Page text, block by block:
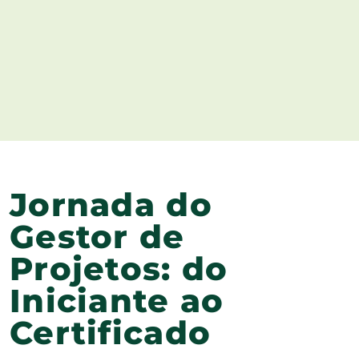
Jornada do
Gestor de
Projetos: do
Iniciante ao
Certificado